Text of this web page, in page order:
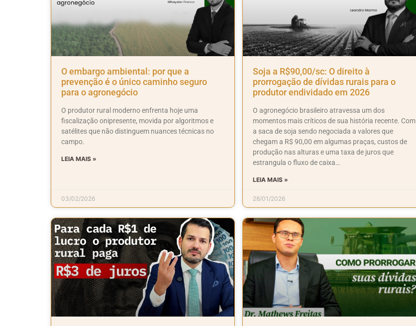
O embargo ambiental: por que a
prevenção é o único caminho seguro
para o agronegócio
O produtor rural moderno enfrenta hoje uma
fiscalização onipresente, movida por algoritmos e
satélites que não distinguem nuances técnicas no
campo.
LEIA MAIS »
03/02/2026
Soja a R$90,00/sc: O direito à
prorrogação de dívidas rurais para o
produtor endividado em 2026
O agronegócio brasileiro atravessa um dos
momentos mais críticos de sua história recente. Com
a saca de soja sendo negociada a valores que
chegam a R$ 90,00 em algumas praças, custos de
produção nas alturas e uma taxa de juros que
estrangula o fluxo de caixa…
LEIA MAIS »
28/01/2026